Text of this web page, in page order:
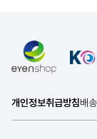
개인정보취급방침배